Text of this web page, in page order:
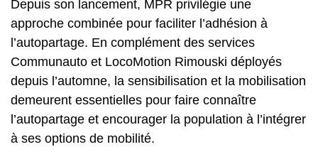
Depuis son lancement, MPR privilégie une
approche combinée pour faciliter l’adhésion à
l’autopartage. En complément des services
Communauto et LocoMotion Rimouski déployés
depuis l’automne, la sensibilisation et la mobilisation
demeurent essentielles pour faire connaître
l’autopartage et encourager la population à l’intégrer
à ses options de mobilité.